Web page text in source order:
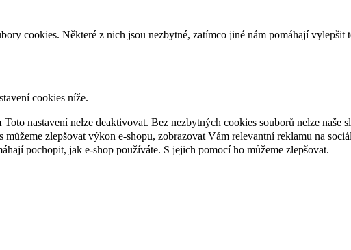
cookies. Některé z nich jsou nezbytné, zatímco jiné nám pomáhají
cookies níže.
Toto nastavení nelze deaktivovat. Bez nezbytných cookies souborů nelze naše
můžeme zlepšovat výkon e-shopu, zobrazovat Vám relevantní reklamu na
pochopit, jak e-shop používáte. S jejich pomocí ho můžeme zlepšovat.